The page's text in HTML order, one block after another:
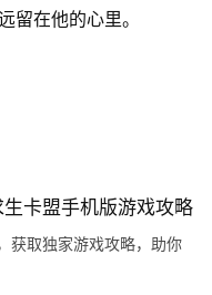
留在他的心里。
卡盟手机版游戏攻略
获取独家游戏攻略，助你